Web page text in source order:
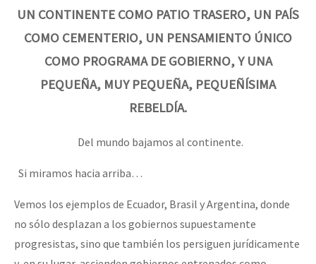
UN CONTINENTE COMO PATIO TRASERO, UN PAÍS
COMO CEMENTERIO, UN PENSAMIENTO ÚNICO
COMO PROGRAMA DE GOBIERNO, Y UNA
PEQUEÑA, MUY PEQUEÑA, PEQUEÑÍSIMA
REBELDÍA.
Del mundo bajamos al continente.
Si miramos hacia arriba…
Vemos los ejemplos de Ecuador, Brasil y Argentina, donde
no sólo desplazan a los gobiernos supuestamente
progresistas, sino que también los persiguen jurídicamente